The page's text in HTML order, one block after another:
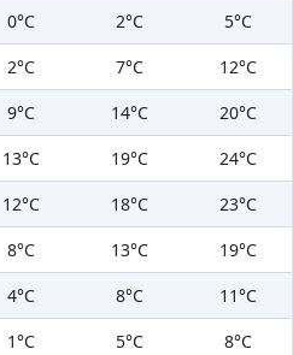
0°C 2°C
5°C
2°C 7°C
12°C
9°C 14°C
20°C
13°C 19°C
24°C
12°C 18°C
23°C
8°C 13°C
19°C
4°C 8°C
11°C
1°C 5°C
8°C